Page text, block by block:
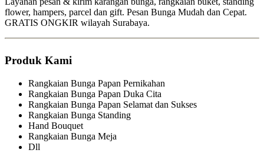
flower, hampers, parcel dan gift. Pesan Bunga Mudah dan Cepat.
GRATIS ONGKIR wilayah Surabaya.
Produk Kami
Rangkaian Bunga Papan Pernikahan
Rangkaian Bunga Papan Duka Cita
Rangkaian Bunga Papan Selamat dan Sukses
Rangkaian Bunga Standing
Hand Bouquet
Rangkaian Bunga Meja
Dll